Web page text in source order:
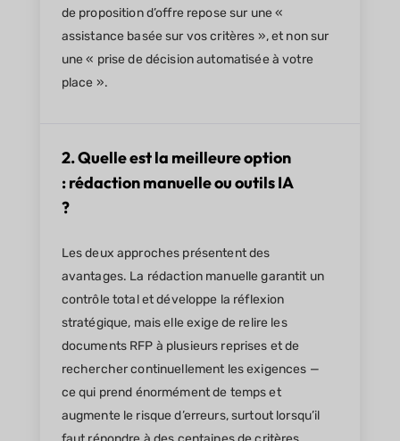
de proposition d’offre repose sur une «
assistance basée sur vos critères », et non sur
une « prise de décision automatisée à votre
place ».
2. Quelle est la meilleure option
: rédaction manuelle ou outils IA
?
Les deux approches présentent des
avantages. La rédaction manuelle garantit un
contrôle total et développe la réflexion
stratégique, mais elle exige de relire les
documents RFP à plusieurs reprises et de
rechercher continuellement les exigences —
ce qui prend énormément de temps et
augmente le risque d’erreurs, surtout lorsqu’il